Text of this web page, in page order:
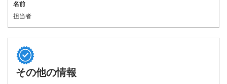
名前
担当者
その他の情報